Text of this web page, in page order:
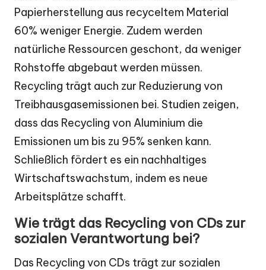
Papierherstellung aus recyceltem Material
60% weniger Energie. Zudem werden
natürliche Ressourcen geschont, da weniger
Rohstoffe abgebaut werden müssen.
Recycling trägt auch zur Reduzierung von
Treibhausgasemissionen bei. Studien zeigen,
dass das Recycling von Aluminium die
Emissionen um bis zu 95% senken kann.
Schließlich fördert es ein nachhaltiges
Wirtschaftswachstum, indem es neue
Arbeitsplätze schafft.
Wie trägt das Recycling von CDs zur
sozialen Verantwortung bei?
Das Recycling von CDs trägt zur sozialen